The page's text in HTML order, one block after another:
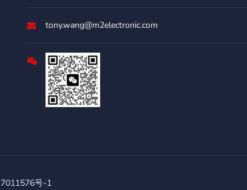
tony.wang@m2electronic.com
号-1